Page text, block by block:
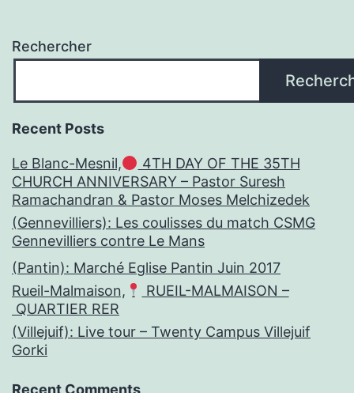
Rechercher
Recent Posts
Le Blanc-Mesnil,
4TH DAY OF THE 35TH
CHURCH ANNIVERSARY – Pastor Suresh
Ramachandran & Pastor Moses Melchizedek
(Gennevilliers): Les coulisses du match CSMG
Gennevilliers contre Le Mans
(Pantin): Marché Eglise Pantin Juin 2017
Rueil-Malmaison,
RUEIL-MALMAISON –
QUARTIER RER
(Villejuif): Live tour – Twenty Campus Villejuif
Gorki